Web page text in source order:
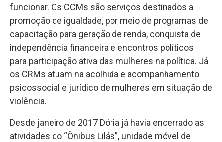
funcionar. Os CCMs são serviços destinados a
promoção de igualdade, por meio de programas de
capacitação para geração de renda, conquista de
independência financeira e encontros políticos
para participação ativa das mulheres na política. Já
os CRMs atuam na acolhida e acompanhamento
psicossocial e jurídico de mulheres em situação de
violência.
Desde janeiro de 2017 Dória já havia encerrado as
atividades do “Ônibus Lilás”, unidade móvel de